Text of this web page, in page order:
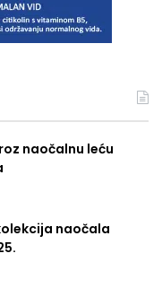
naočalnu leću
naočala